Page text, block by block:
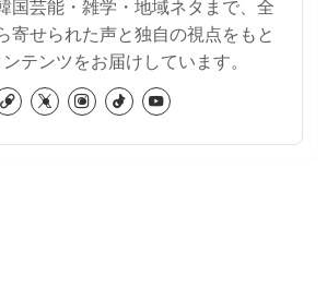
寄せられた声と独自の視点をもと
テンツをお届けしています。